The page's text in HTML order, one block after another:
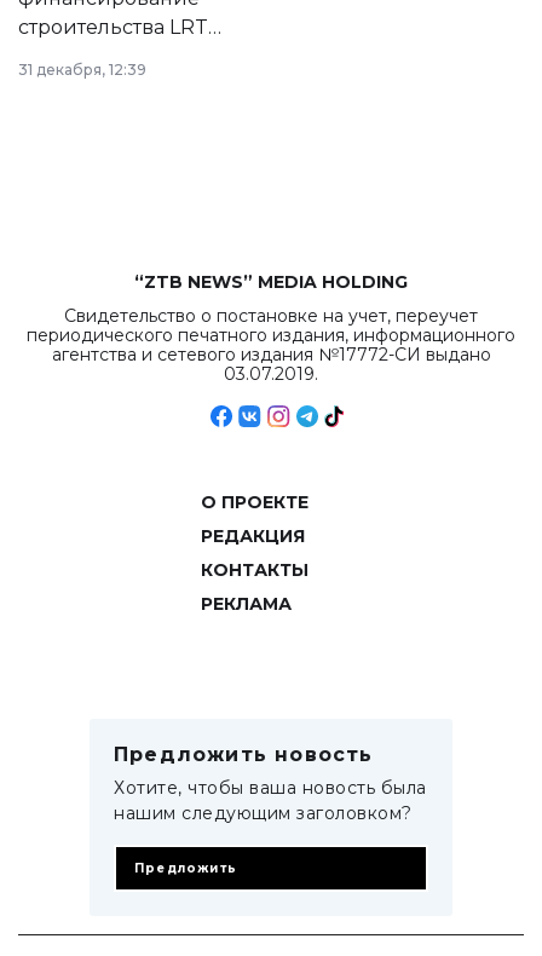
строительства LRT
в Астане из
республиканского
31 декабря, 12:39
“ZTB NEWS” MEDIA HOLDING
Свидетельство о постановке на учет, переучет
периодического печатного издания, информационного
агентства и сетевого издания №17772-СИ выдано
03.07.2019.
О ПРОЕКТЕ
РЕДАКЦИЯ
КОНТАКТЫ
РЕКЛАМА
Предложить новость
Хотите, чтобы ваша новость была
нашим следующим заголовком?
Предложить